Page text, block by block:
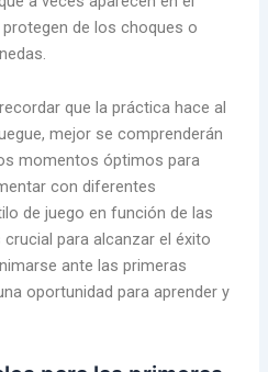
de los choques o
que la práctica hace al
mejor se comprenderán
momentos óptimos para
con diferentes
de juego en función de las
para alcanzar el éxito
ante las primeras
oportunidad para aprender y